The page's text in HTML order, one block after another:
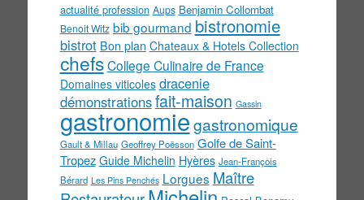
actualité profession Aups Benjamin Collombat
Benoit Witz bib gourmand bistronomie
bistrot Bon plan Chateaux & Hotels Collection
chefs College Culinaire de France
Domaines viticoles dracenie
démonstrationsfait-maison Gassin
gastronomiegastronomique
Gault & Millau Geoffrey Poësson Golfe de Saint-
Tropez Guide Michelin Hyères Jean-François
Bérard Les Pins Penchés Lorgues Maître